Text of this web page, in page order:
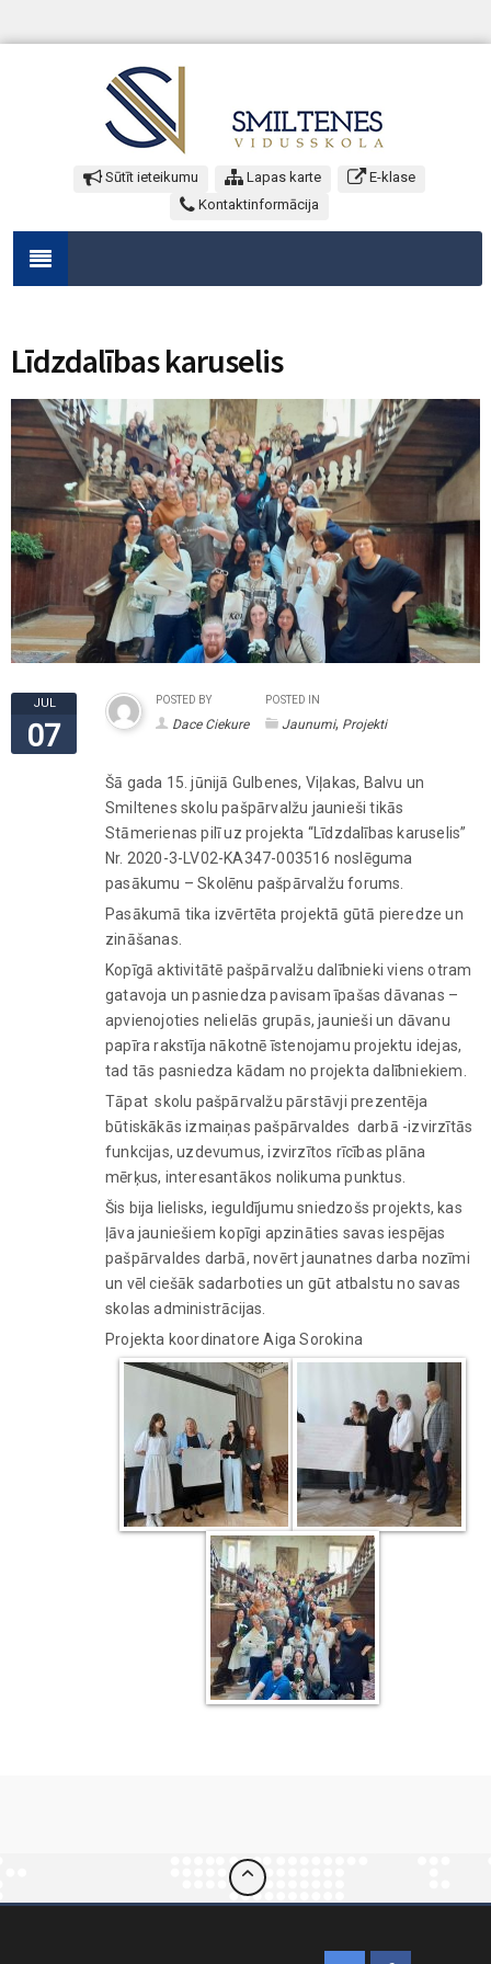
Sūtīt ieteikumu Lapas karte
E-klase
Kontaktinformācija
Līdzdalības karuselis
JUL
07
POSTED BY
Dace Ciekure
POSTED IN
Jaunumi, Projekti
Šā gada 15. jūnijā Gulbenes, Viļakas, Balvu un
Smiltenes skolu pašpārvalžu jaunieši tikās
Stāmerienas pilī uz projekta “Līdzdalības karuselis”
Nr. 2020-3-LV02-KA347-003516 noslēguma
pasākumu – Skolēnu pašpārvalžu forums.
Pasākumā tika izvērtēta projektā gūtā pieredze un
zināšanas.
Kopīgā aktivitātē pašpārvalžu dalībnieki viens otram
gatavoja un pasniedza pavisam īpašas dāvanas –
apvienojoties nelielās grupās, jaunieši un dāvanu
papīra rakstīja nākotnē īstenojamu projektu idejas,
tad tās pasniedza kādam no projekta dalībniekiem.
Tāpat skolu pašpārvalžu pārstāvji prezentēja
būtiskākās izmaiņas pašpārvaldes darbā -izvirzītās
funkcijas, uzdevumus, izvirzītos rīcības plāna
mērķus, interesantākos nolikuma punktus.
Šis bija lielisks, ieguldījumu sniedzošs projekts, kas
ļāva jauniešiem kopīgi apzināties savas iespējas
pašpārvaldes darbā, novērt jaunatnes darba nozīmi
un vēl ciešāk sadarboties un gūt atbalstu no savas
skolas administrācijas.
Projekta koordinatore Aiga Sorokina